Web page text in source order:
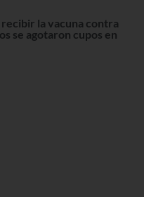
la vacuna contra
se agotaron cupos en